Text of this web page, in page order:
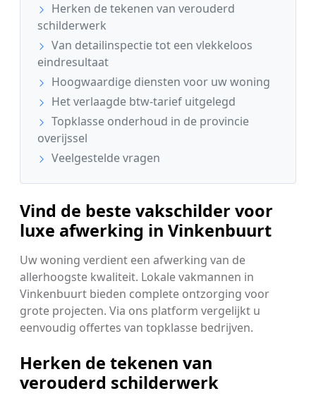
Herken de tekenen van verouderd
schilderwerk
Van detailinspectie tot een vlekkeloos
eindresultaat
Hoogwaardige diensten voor uw woning
Het verlaagde btw-tarief uitgelegd
Topklasse onderhoud in de provincie
overijssel
Veelgestelde vragen
Vind de beste vakschilder voor
luxe afwerking in Vinkenbuurt
Uw woning verdient een afwerking van de
allerhoogste kwaliteit. Lokale vakmannen in
Vinkenbuurt bieden complete ontzorging voor
grote projecten. Via ons platform vergelijkt u
eenvoudig offertes van topklasse bedrijven.
Herken de tekenen van
verouderd schilderwerk